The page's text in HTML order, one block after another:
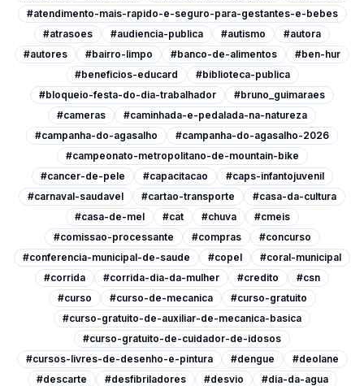
#atendimento-mais-rapido-e-seguro-para-gestantes-e-bebes
#atrasoes
#audiencia-publica #autismo
#autora
#autores
#bairro-limpo #banco-de-alimentos
#ben-hur
#beneficios-educard
#biblioteca-publica
#bloqueio-festa-do-dia-trabalhador
#bruno_guimaraes
#cameras
#caminhada-e-pedalada-na-natureza
#campanha-do-agasalho
#campanha-do-agasalho-2026
#campeonato-metropolitano-de-mountain-bike
#cancer-de-pele
#capacitacao
#caps-infantojuvenil
#carnaval-saudavel
#cartao-transporte
#casa-da-cultura
#casa-de-mel
#cat #chuva
#cmeis
#comissao-processante
#compras
#concurso
#conferencia-municipal-de-saude
#copel
#coral-municipal
#corrida
#corrida-dia-da-mulher #credito
#csn
#curso
#curso-de-mecanica
#curso-gratuito
#curso-gratuito-de-auxiliar-de-mecanica-basica
#curso-gratuito-de-cuidador-de-idosos
#cursos-livres-de-desenho-e-pintura
#dengue
#deolane
#descarte
#desfibriladores #desvio
#dia-da-agua